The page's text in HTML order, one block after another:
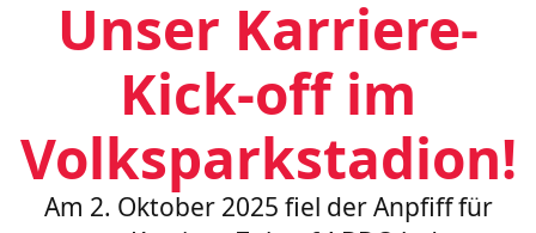
Unser Karriere-
Kick-off im
Volksparkstadion!
Am 2. Oktober 2025 fiel der Anpfiff für